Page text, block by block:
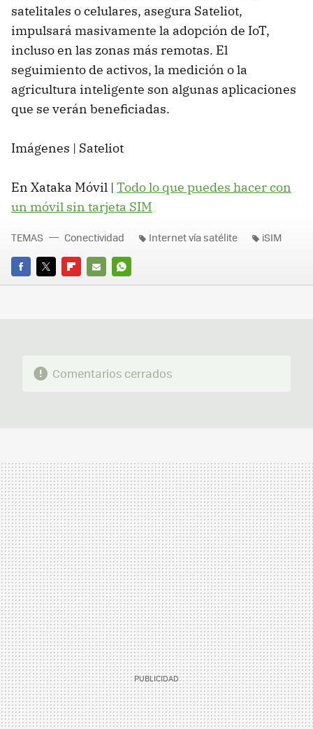
satelitales o celulares, asegura Sateliot,
impulsará masivamente la adopción de IoT,
incluso en las zonas más remotas. El
seguimiento de activos, la medición o la
agricultura inteligente son algunas aplicaciones
que se verán beneficiadas.
Imágenes | Sateliot
En Xataka Móvil | Todo lo que puedes hacer con
un móvil sin tarjeta SIM
FACEBOOK
TWITTERFLIPBOARD
E-
WHATSAPP
TEMAS Conectividad Internet vía satélite iSIM
Comentarios cerrados